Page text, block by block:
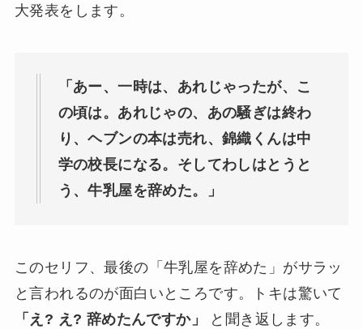
大発表をします。
「あー、一時は、あれじゃったが、こ
の頃は。あれじゃの、あの騒ぎは終わ
り、ヘブンの本は売れ、錦織くんは中
学の校長になる。そしてわしはとうと
う、牛乳屋を辞めた。」
このセリフ、最後の「牛乳屋を辞めた」がサラッ
と言われるのが面白いところです。トキは驚いて
「え? え? 辞めたんですか」
と聞き返します。